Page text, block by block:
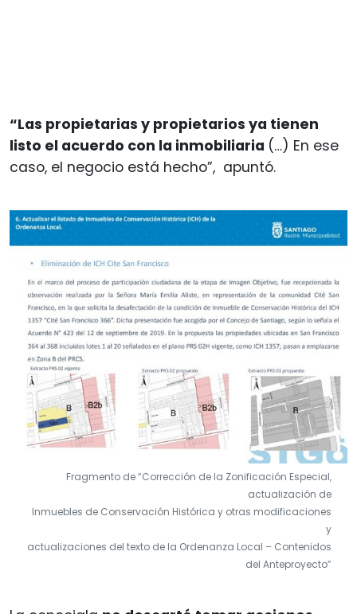
“Las propietarias y propietarios ya tienen
listo el acuerdo con la inmobiliaria (…) En ese
caso, el negocio está hecho”, apuntó.
Fragmento de “Corrección de la Zonificación Especial,
actualización de
Inmuebles de Conservación Histórica y otras modificaciones
y
actualizaciones del texto de la Ordenanza Local – Contenidos
del Anteproyecto”